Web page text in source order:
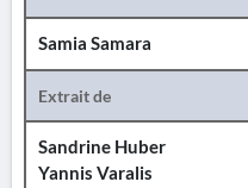
Samia Samara
Extrait de
Sandrine Huber
Yannis Varalis